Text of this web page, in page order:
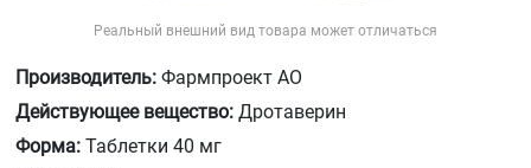
Реальный внешний вид товара может отличаться
Производитель: Фармпроект АО
Действующее вещество: Дротаверин
Форма: Таблетки 40 мг